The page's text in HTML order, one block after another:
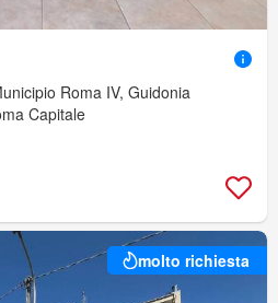
Roma IV, Guidonia
Capitale
molto richiesta